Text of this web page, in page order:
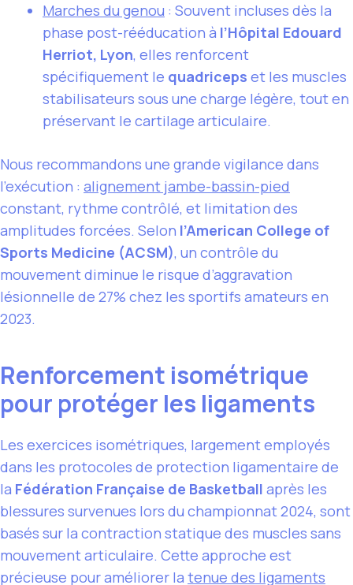
Marches du genou : Souvent incluses dès la
phase post-rééducation à l’Hôpital Edouard
Herriot, Lyon, elles renforcent
spécifiquement le quadriceps et les muscles
stabilisateurs sous une charge légère, tout en
préservant le cartilage articulaire.
Nous recommandons une grande vigilance dans
l’exécution : alignement jambe-bassin-pied
constant, rythme contrôlé, et limitation des
amplitudes forcées. Selon l’American College of
Sports Medicine (ACSM), un contrôle du
mouvement diminue le risque d’aggravation
lésionnelle de 27% chez les sportifs amateurs en
2023.
Renforcement isométrique
pour protéger les ligaments
Les exercices isométriques, largement employés
dans les protocoles de protection ligamentaire de
la Fédération Française de Basketball après les
blessures survenues lors du championnat 2024, sont
basés sur la contraction statique des muscles sans
mouvement articulaire. Cette approche est
précieuse pour améliorer la tenue des ligaments